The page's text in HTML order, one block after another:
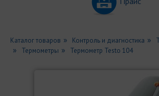
Каталог товаров Контроль и диагностика
Термометры
Термометр Testo 104